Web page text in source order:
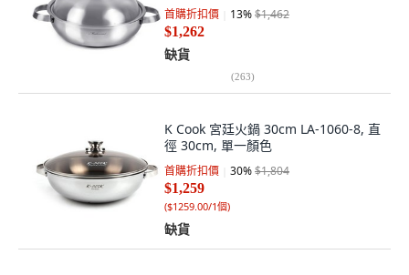
首購折扣價 13%$1,462
$1,262
缺貨
(263)
K Cook 宮廷火鍋 30cm LA-1060-8, 直
徑 30cm, 單一顏色
首購折扣價 30%$1,804
$1,259
($1259.00/1個)
缺貨